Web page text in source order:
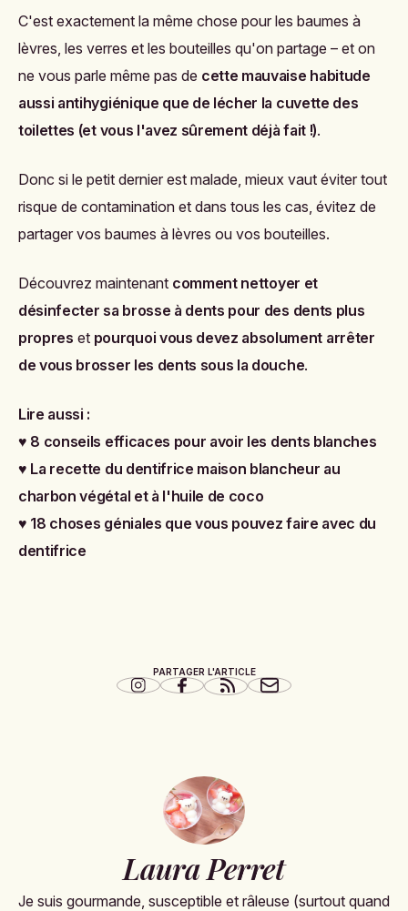
C'est exactement la même chose pour les baumes à
lèvres, les verres et les bouteilles qu'on partage – et on
ne vous parle même pas de cette mauvaise habitude
aussi antihygiénique que de lécher la cuvette des
toilettes (et vous l'avez sûrement déjà fait !).
Donc si le petit dernier est malade, mieux vaut éviter tout
risque de contamination et dans tous les cas, évitez de
partager vos baumes à lèvres ou vos bouteilles.
Découvrez maintenant comment nettoyer et
désinfecter sa brosse à dents pour des dents plus
propres et pourquoi vous devez absolument arrêter
de vous brosser les dents sous la douche.
Lire aussi :
♥ 8 conseils efficaces pour avoir les dents blanches
♥ La recette du dentifrice maison blancheur au
charbon végétal et à l'huile de coco
♥ 18 choses géniales que vous pouvez faire avec du
dentifrice
PARTAGER L'ARTICLE
Laura Perret
Je suis gourmande, susceptible et râleuse (surtout quand